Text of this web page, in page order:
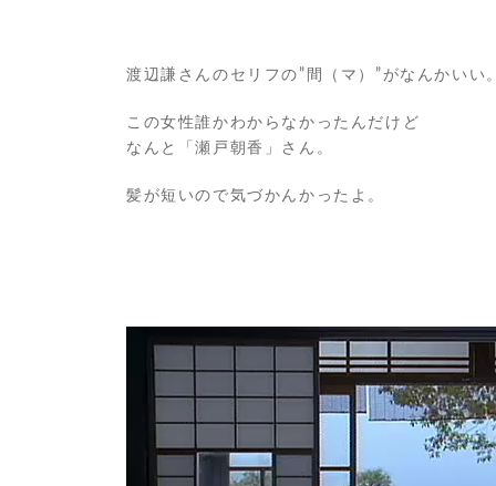
渡辺謙さんのセリフの”間（マ）”がなんかいい
この女性誰かわからなかったんだけど
なんと「瀬戸朝香」さん。
髪が短いので気づかんかったよ。